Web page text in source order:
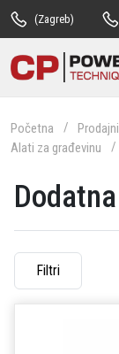
(Zagreb)
Početna
Alati za građevinu
Filtri